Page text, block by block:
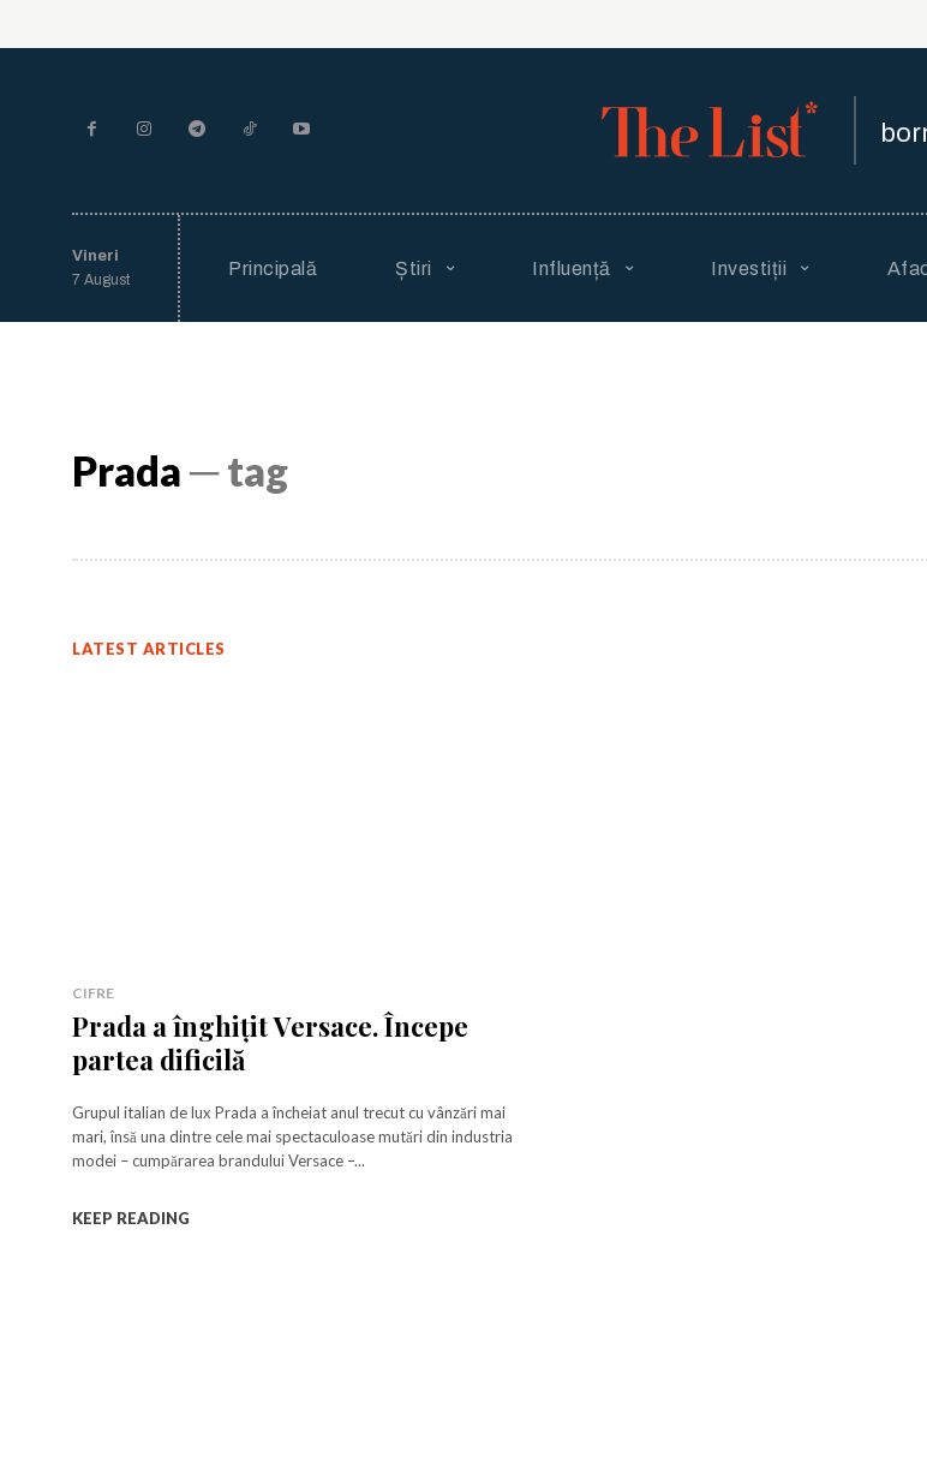
Rămâi conectat la lumea afacerilor
Rămâi conectat la lumea afacerilor
Vineri
7 August
Principală Știri Influență Investiții
Prada─ tag
LATEST ARTICLES
CIFRE
Prada a înghițit Versace. Începe
partea dificilă
Grupul italian de lux Prada a încheiat anul trecut cu vânzări mai
mari, însă una dintre cele mai spectaculoase mutări din industria
modei – cumpărarea brandului Versace –...
KEEP READING